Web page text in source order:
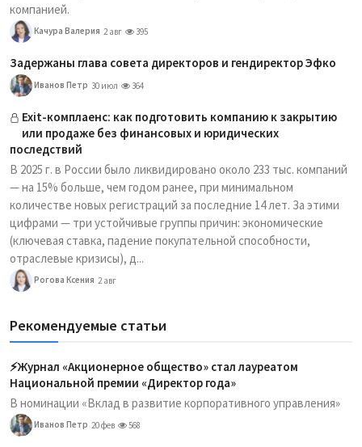
компанией.
Качура Валерия 2 авг 395
Задержаны глава совета директоров и гендиректор Эфко
Иванов Петр 30 июл 364
Exit-комплаенс: как подготовить компанию к закрытию
или продаже без финансовых и юридических
последствий
В 2025 г. в России было ликвидировано около 233 тыс. компаний
— на 15% больше, чем годом ранее, при минимальном
количестве новых регистраций за последние 14 лет. За этими
цифрами — три устойчивые группы причин: экономические
(ключевая ставка, падение покупательной способности,
отраслевые кризисы), д...
Рогова Ксения 2 авг
Рекомендуемые статьи
⚡️Журнал «Акционерное общество» стал лауреатом
Национальной премии «Директор года»
В номинации «Вклад в развитие корпоративного управления»
Иванов Петр 20 фев 568